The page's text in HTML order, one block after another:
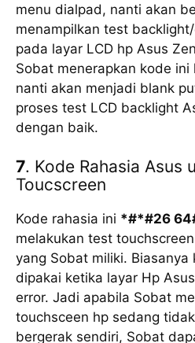
menu dialpad, nanti akan
menampilkan test
pada layar LCD hp Asus
Sobat menerapkan kode ini
nanti akan menjadi blank
proses test LCD backlight
dengan baik.
7. Kode Rahasia Asus
Toucscreen
Kode rahasia ini *#*#26
melakukan test
yang Sobat miliki. Biasanya
dipakai ketika layar Hp
error. Jadi apabila Sobat
touchsceen hp sedang
bergerak sendiri, Sobat